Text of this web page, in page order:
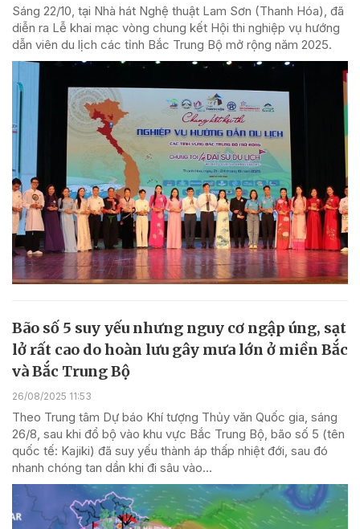
Sáng 22/10, tại Nhà hát Nghệ thuật Lam Sơn (Thanh Hóa), đã
diễn ra Lễ khai mạc vòng chung kết Hội thi nghiệp vụ hướng
dẫn viên du lịch các tỉnh Bắc Trung Bộ mở rộng năm 2025.
Bão số 5 suy yếu nhưng nguy cơ ngập úng, sạt
lở rất cao do hoàn lưu gây mưa lớn ở miền Bắc
và Bắc Trung Bộ
26/08/2025 11:53
Theo Trung tâm Dự báo Khí tượng Thủy văn Quốc gia, sáng
26/8, sau khi đổ bộ vào khu vực Bắc Trung Bộ, bão số 5 (tên
quốc tế: Kajiki) đã suy yếu thành áp thấp nhiệt đới, sau đó
nhanh chóng tan dần khi đi sâu vào...